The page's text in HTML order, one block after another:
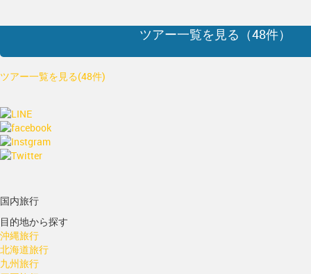
ツアー一覧を見る（48件）
ツアー一覧を見る(48件)
国内旅行
目的地から探す
沖縄旅行
北海道旅行
九州旅行